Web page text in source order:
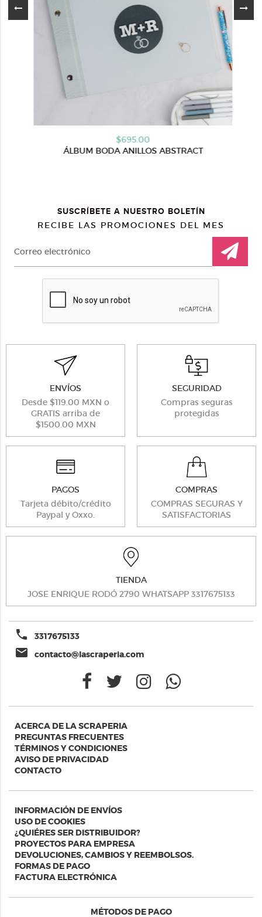
$695.00
ÁLBUM BODA ANILLOS ABSTRACT
SUSCRÍBETE A NUESTRO BOLETÍN
RECIBE LAS PROMOCIONES DEL MES
ENVÍOS
Desde $119.00 MXN o
GRATIS arriba de
$1500.00 MXN
SEGURIDAD
Compras seguras
protegidas
PAGOS
Tarjeta débito/crédito
Paypal y Oxxo.
COMPRAS
COMPRAS SEGURAS Y
SATISFACTORIAS
TIENDA
JOSE ENRIQUE RODÓ 2790 WHATSAPP 3317675133
phone 3317675133
email contacto@lascraperia.com
ACERCA DE LA SCRAPERIA
PREGUNTAS FRECUENTES
TÉRMINOS Y CONDICIONES
AVISO DE PRIVACIDAD
CONTACTO
INFORMACIÓN DE ENVÍOS
USO DE COOKIES
¿QUIÉRES SER DISTRIBUIDOR?
PROYECTOS PARA EMPRESA
DEVOLUCIONES, CAMBIOS Y REEMBOLSOS.
FORMAS DE PAGO
FACTURA ELECTRÓNICA
MÉTODOS DE PAGO